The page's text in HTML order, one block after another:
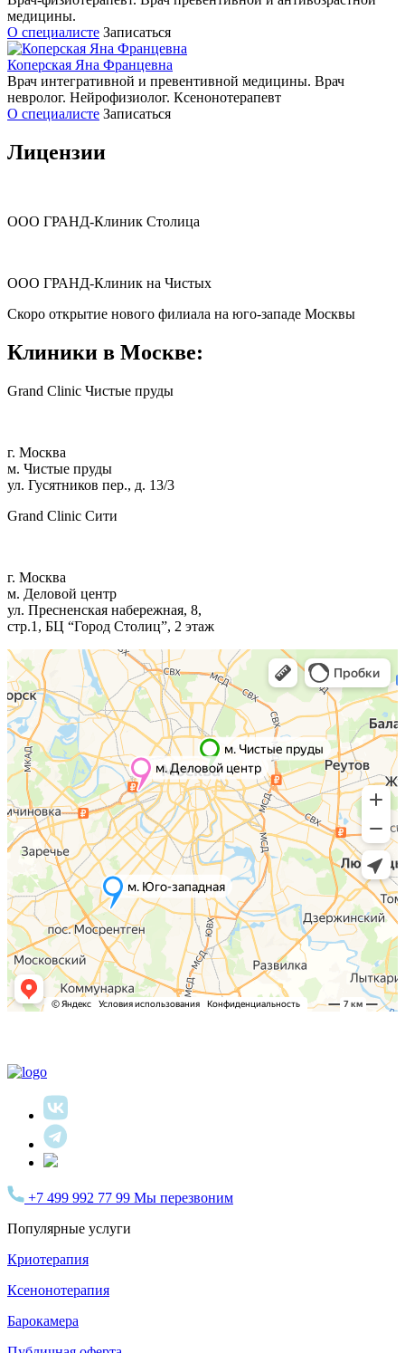
медицины.
О специалисте Записаться
Коперская Яна Францевна
Врач интегративной и превентивной медицины. Врач
невролог. Нейрофизиолог. Ксенонотерапевт
О специалисте Записаться
Лицензии
ООО ГРАНД-Клиник Столица
ООО ГРАНД-Клиник на Чистых
Скоро открытие нового филиала на юго-западе Москвы
Клиники в Москве:
Grand Clinic Чистые пруды
г. Москва
м. Чистые пруды
ул. Гусятников пер., д. 13/3
Grand Clinic Сити
г. Москва
м. Деловой центр
ул. Пресненская набережная, 8,
стр.1, БЦ “Город Столиц”, 2 этаж
+7 499 992 77 99 Мы перезвоним
Популярные услуги
Криотерапия
Ксенонотерапия
Барокамера